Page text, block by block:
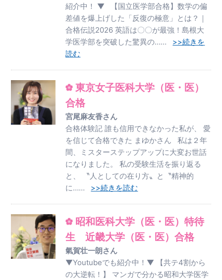
紹介中！ ▼ 【国立医学部合格】数学の偏
差値を爆上げした「反復の極意」とは？｜
合格伝説2026 英語は〇〇が最強！島根大
学医学部を突破した驚異の…… >>続きを
読む
東京女子医科大学（医・医）
合格
宮尾麻友香さん
合格体験記 誰も信用できなかった私が、 愛
を信じて合格できた まゆかさん 私は２年
間、ミスターステップアップに大変お世話
になりました。 私の受験生活を振り返る
と、 〝人としての在り方〟と〝精神的
に…… >>続きを読む
昭和医科大学（医・医）特待
生 近畿大学（医・医）合格
氣賀壮一朗さん
▼Youtubeでも紹介中！▼ 【共テ4割から
の大逆転！】 マンガで分かる昭和大学医学